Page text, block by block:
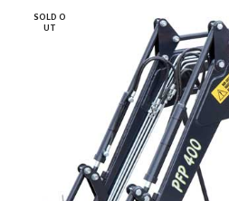
SOLD O
UT